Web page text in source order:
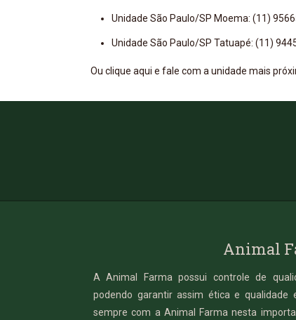
Unidade São Paulo/SP Moema: (11)
Unidade São Paulo/SP Tatuapé: (11)
Ou clique aqui e fale com a unidade mais
Animal
A Animal Farma possui controle de
podendo garantir assim ética e qualidade
sempre com a Animal Farma nesta